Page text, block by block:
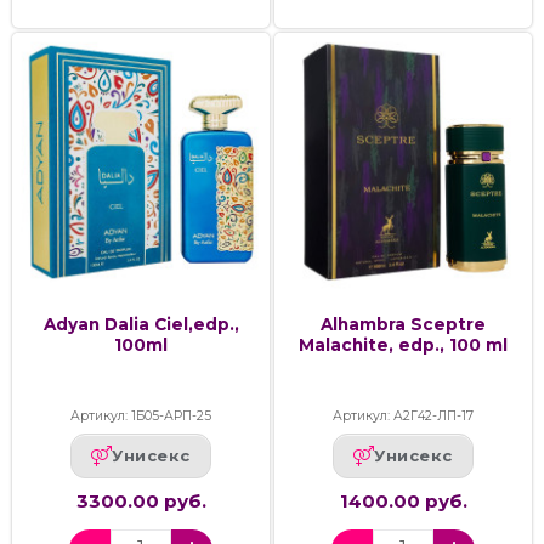
Adyan Dalia Ciel,edp.,
100ml
Артикул: 1Б05-АРП-25
Унисекс
3300.00 руб.
Alhambra Sceptre
Malachite, edp., 100 ml
Артикул: А2Г42-ЛП-17
Унисекс
1400.00 руб.